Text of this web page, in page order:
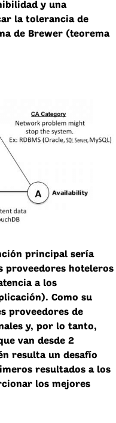
y una
la tolerancia de
de Brewer (teorema
principal sería
proveedores hoteleros
a los
Como su
proveedores de
y, por lo tanto,
van desde 2
resulta un desafío
resultados a los
los mejores